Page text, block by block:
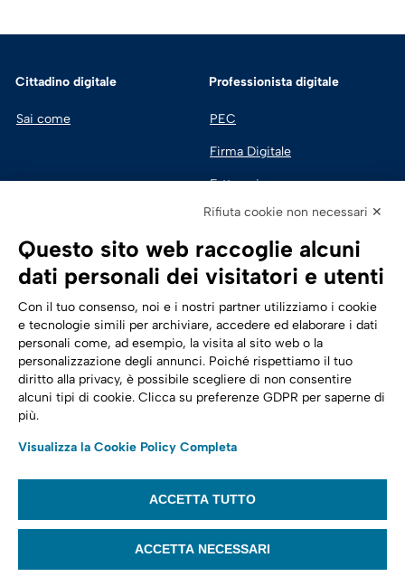
Cittadino digitale
Sai come
Professionista digitale
PEC
Firma Digitale
Fatturazione
Sicurezza Digitale
Cloud
Trasformazione digitale
Energia
Telecomunicazioni
Automotive
Seguici su:
© 2022,Tinexta Infocert S.p.A.– P.IVA 07945211006 – Cap. Sociale €
22.117.536 – REA RM 1064345 – Sede legale: Piazzale Flaminio 1/B, 00196 –
Rifiuta cookie non necessari ✕
Questo sito web raccoglie alcuni
dati personali dei visitatori e utenti
Con il tuo consenso, noi e i nostri partner utilizziamo i cookie
e tecnologie simili per archiviare, accedere ed elaborare i dati
personali come, ad esempio, la visita al sito web o la
personalizzazione degli annunci. Poiché rispettiamo il tuo
diritto alla privacy, è possibile scegliere di non consentire
alcuni tipi di cookie. Clicca su preferenze GDPR per saperne di
più.
Visualizza la Cookie Policy Completa
ACCETTA TUTTO
ACCETTA NECESSARI